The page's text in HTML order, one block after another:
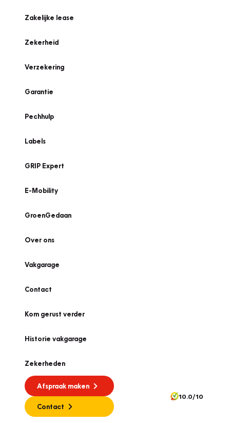
Zakelijke lease
Zekerheid
Verzekering
Garantie
Pechhulp
Labels
GRIP Expert
E-Mobility
GroenGedaan
Over ons
Vakgarage
Contact
Kom gerust verder
Historie vakgarage
Zekerheden
Afspraak maken
Contact
10.0/10